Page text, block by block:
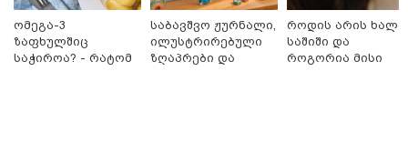
ომეგა-3
ზაფხულშიც
საჭიროა? - რატომ
საბავშვო ჟურნალი,
ილუსტრირებული
ზღაპრები და
როდის არის ხალი
საშიში და
როგორია მისი